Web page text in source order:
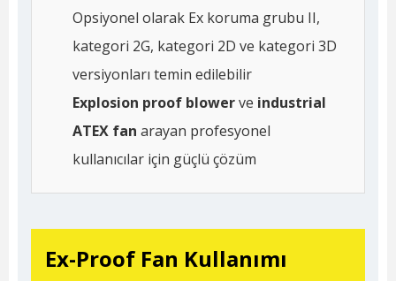
Opsiyonel olarak Ex koruma grubu II,
kategori 2G, kategori 2D ve kategori 3D
versiyonları temin edilebilir
Explosion proof blowerve industrial
ATEX fan arayan profesyonel
kullanıcılar için güçlü çözüm
Ex-Proof Fan Kullanımı